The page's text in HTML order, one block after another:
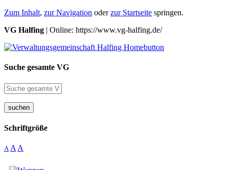
Zum Inhalt, zur Navigation oderzur Startseite springen.
VG Halfing | Online: https://www.vg-halfing.de/
Suche gesamte VG
suchen
Schriftgröße
A A A